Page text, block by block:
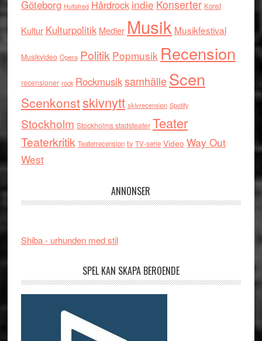
Göteborg Hultsfred Hårdrock indie Konserter Konst
Kultur Kulturpolitik Medier Musik Musikfestival
Musikvideo Opera Politik Popmusik Recension
recensioner rock RockmusiksamhälleScen
Scenkonstskivnytt skivrecension Spotify
Stockholm Stockholms stadsteater Teater
Teaterkritik Teaterrecension tv TV-serie Video Way Out
West
ANNONSER
Shiba - urhunden med stil
SPEL KAN SKAPA BEROENDE